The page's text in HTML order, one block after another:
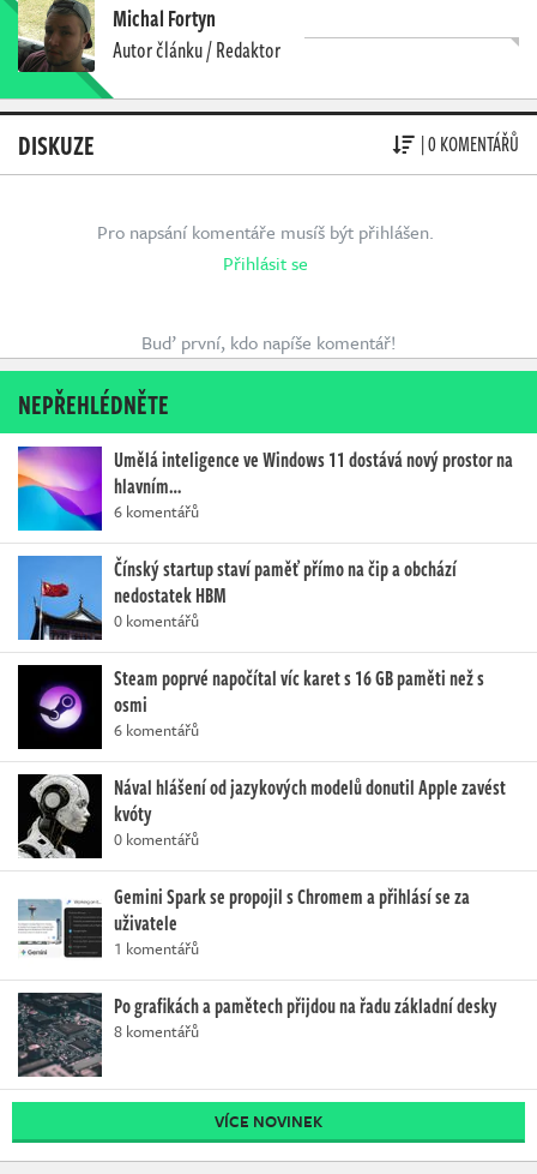
Michal Fortyn
Autor článku / Redaktor
DISKUZE | 0 KOMENTÁŘŮ
Pro napsání komentáře musíš být přihlášen.
Přihlásit se
Buď první, kdo napíše komentář!
NEPŘEHLÉDNĚTE
Umělá inteligence ve Windows 11 dostává nový prostor na
hlavním…
6 komentářů
Čínský startup staví paměť přímo na čip a obchází
nedostatek HBM
0 komentářů
Steam poprvé napočítal víc karet s 16 GB paměti než s
osmi
6 komentářů
Nával hlášení od jazykových modelů donutil Apple zavést
kvóty
0 komentářů
Gemini Spark se propojil s Chromem a přihlásí se za
uživatele
1 komentářů
Po grafikách a pamětech přijdou na řadu základní desky
8 komentářů
VÍCE NOVINEK